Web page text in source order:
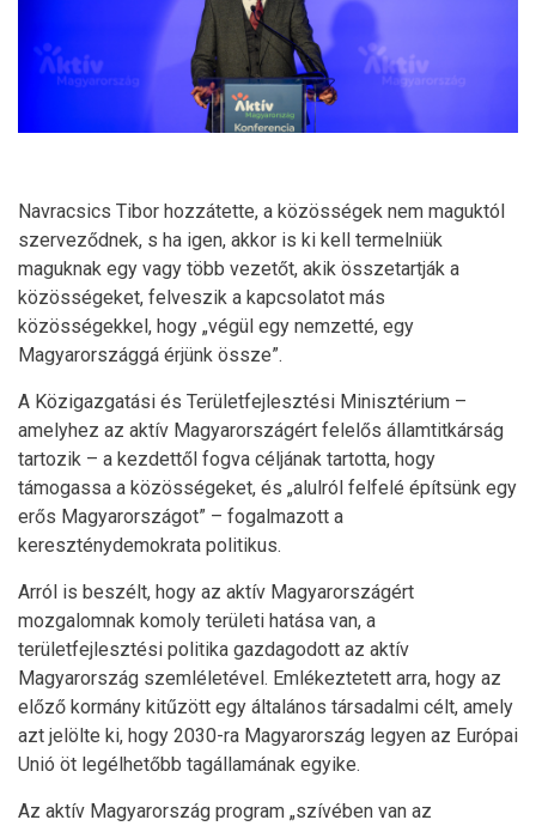
Navracsics Tibor hozzátette, a közösségek nem maguktól
szerveződnek, s ha igen, akkor is ki kell termelniük
maguknak egy vagy több vezetőt, akik összetartják a
közösségeket, felveszik a kapcsolatot más
közösségekkel, hogy „végül egy nemzetté, egy
Magyarországgá érjünk össze”.
A Közigazgatási és Területfejlesztési Minisztérium –
amelyhez az aktív Magyarországért felelős államtitkárság
tartozik – a kezdettől fogva céljának tartotta, hogy
támogassa a közösségeket, és „alulról felfelé építsünk egy
erős Magyarországot” – fogalmazott a
kereszténydemokrata politikus.
Arról is beszélt, hogy az aktív Magyarországért
mozgalomnak komoly területi hatása van, a
területfejlesztési politika gazdagodott az aktív
Magyarország szemléletével. Emlékeztetett arra, hogy az
előző kormány kitűzött egy általános társadalmi célt, amely
azt jelölte ki, hogy 2030-ra Magyarország legyen az Európai
Unió öt legélhetőbb tagállamának egyike.
Az aktív Magyarország program „szívében van az